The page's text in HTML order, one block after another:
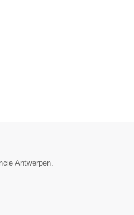
Antwerpen.